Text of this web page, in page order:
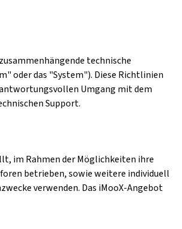
technische
oder das "System"). Diese Richtlinien
Umgang mit dem
Support.
im Rahmen der Möglichkeiten ihre
betrieben, sowie weitere individuell
verwenden. Das iMooX-Angebot